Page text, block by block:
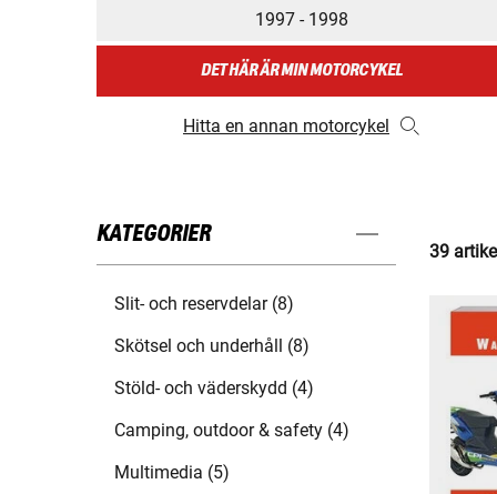
1997 - 1998
DET HÄR ÄR MIN MOTORCYKEL
Hitta en annan motorcykel
KATEGORIER
Slit- och reservdelar (8)
Skötsel och underhåll (8)
Stöld- och väderskydd (4)
Camping, outdoor & safety (4)
Multimedia (5)
39